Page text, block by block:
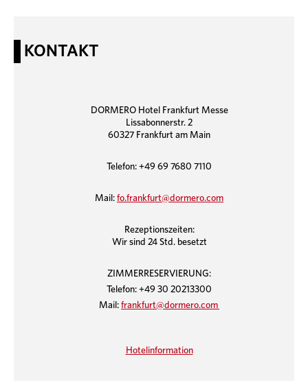
KONTAKT
DORMERO Hotel Frankfurt Messe
Lissabonnerstr. 2
60327 Frankfurt am Main
Telefon: +49 69 7680 7110
Mail: fo.frankfurt@dormero.com
Rezeptionszeiten:
Wir sind 24 Std. besetzt
ZIMMERRESERVIERUNG:
Telefon: +49 30 20213300
Mail: frankfurt@dormero.com
Hotelinformation